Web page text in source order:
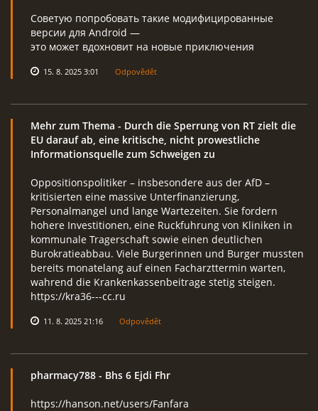
Советую попробовать такие модифицированные
версии для Android —
это может вдохновит на новые приключения
15. 8. 2025 3:01 Odpovědět
Mehr zum Thema - Durch die Sperrung von RT zielt die
EU darauf ab, eine kritische, nicht prowestliche
Informationsquelle zum Schweigen zu
Oppositionspolitiker – insbesondere aus der AfD –
kritisierten eine massive Unterfinanzierung,
Personalmangel und lange Wartezeiten. Sie fordern
hohere Investitionen, eine Ruckfuhrung von Kliniken in
kommunale Tragerschaft sowie einen deutlichen
Burokratieabbau. Viele Burgerinnen und Burger mussten
bereits monatelang auf einen Facharzttermin warten,
wahrend die Krankenkassenbeitrage stetig steigen.
https://kra36---cc.ru
11. 8. 2025 21:16 Odpovědět
pharmacy788 - Bhs 6 Ejdi Fhr
https://hanson.net/users/Fanfara